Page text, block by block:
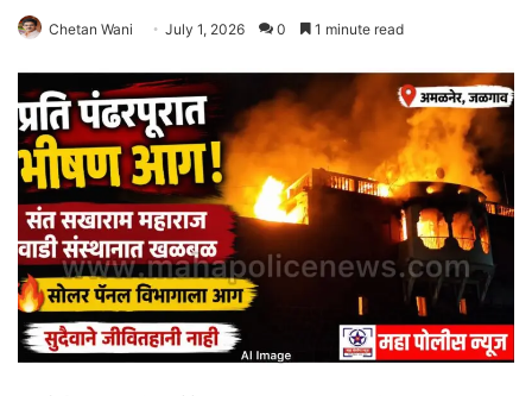
Chetan Wani July 1, 2026 0 1 minute read